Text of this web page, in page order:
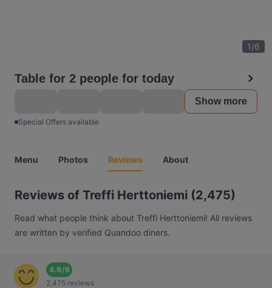
1/6
Table for 2 people for today
Show more
Special Offers available
Menu Photos Reviews About
Reviews of Treffi Herttoniemi (2,475)
Read what people think about Treffi Herttoniemi! All reviews
are written by verified Quandoo diners.
4.9/6
2,475 reviews